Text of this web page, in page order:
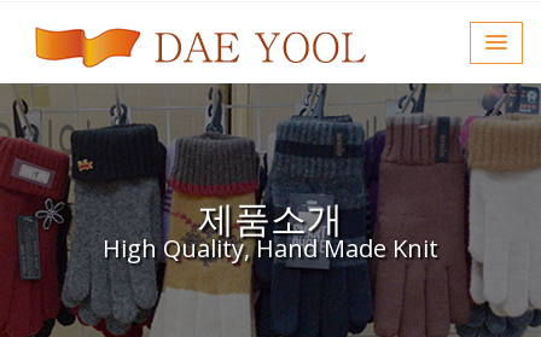
제품소개
High Quality, Hand Made Knit